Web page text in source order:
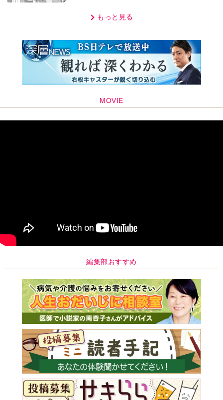
もっと見る
MOVIE
編集部おすすめ